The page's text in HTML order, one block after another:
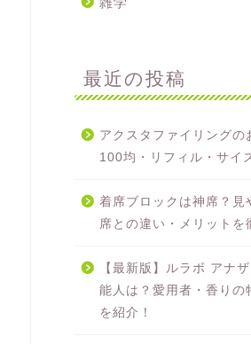
最近の投稿
アクスタファイリングの
100均・リフィル・サイ
着席ブロックは神席？見
席との違い・メリットを
【最新版】ルラボ アナ
能人は？愛用者・香りの
を紹介！